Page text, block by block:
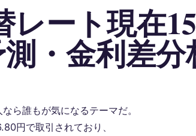
レート現在
・金利差分
ら誰もが気になるテーマだ。
円で取引されており、